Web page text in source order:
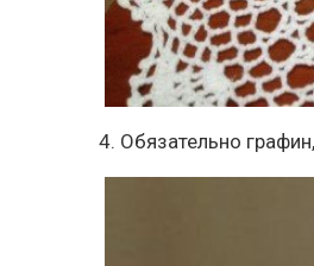
4. Обязательно